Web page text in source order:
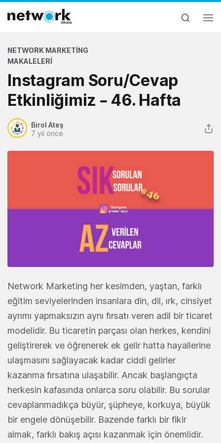
NETWORK MARKETING
MAKALELERI
Instagram Soru/Cevap
Etkinliğimiz – 46. Hafta
Birol Ateş
7 yıl önce
Network Marketing her kesimden, yaştan, farklı
eğitim seviyelerinden insanlara din, dil, ırk, cinsiyet
ayrımı yapmaksızın aynı fırsatı veren adil bir ticaret
modelidir. Bu ticaretin parçası olan herkes, kendini
geliştirerek ve öğrenerek ek gelir hatta hayallerine
ulaşmasını sağlayacak kadar ciddi gelirler
kazanma fırsatına ulaşabilir. Ancak başlangıçta
herkesin kafasında onlarca soru olabilir. Bu sorular
cevaplanmadıkça büyür, şüpheye, korkuya, büyük
bir engele dönüşebilir. Bazende farklı bir fikir
almak, farklı bakış açısı kazanmak için önemlidir.